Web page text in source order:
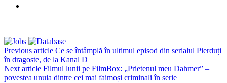
Previous article Ce se întâmplă în ultimul episod din serialul Pierduți
în dragoste, de la Kanal D
Next article Filmul lunii pe FilmBox: „Prietenul meu Dahmer” –
povestea unuia dintre cei mai faimoși criminali în serie